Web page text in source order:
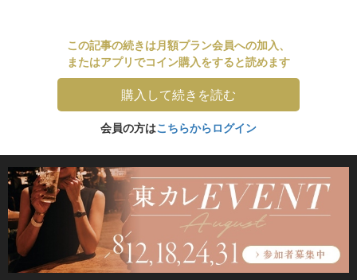
この記事の続きは月額プラン会員への加入、
またはアプリでコイン購入をすると読めます
購入して続きを読む
会員の方はこちらからログイン